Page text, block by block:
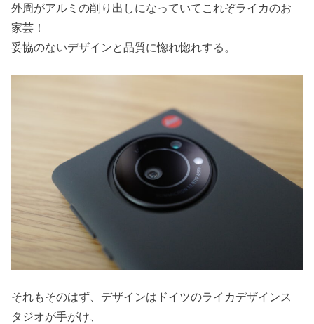
外周がアルミの削り出しになっていてこれぞライカのお
家芸！
妥協のないデザインと品質に惚れ惚れする。
それもそのはず、デザインはドイツのライカデザインス
タジオが手がけ、